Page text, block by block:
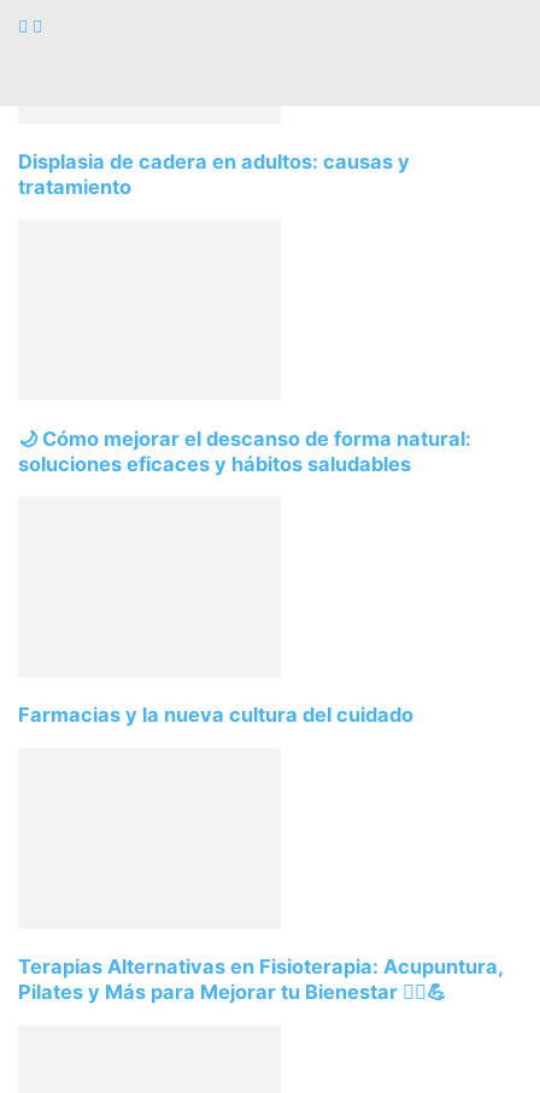
Displasia de cadera en adultos: causas y
tratamiento
🌙 Cómo mejorar el descanso de forma natural:
soluciones eficaces y hábitos saludables
Farmacias y la nueva cultura del cuidado
Terapias Alternativas en Fisioterapia: Acupuntura,
Pilates y Más para Mejorar tu Bienestar 💆‍♂️💪